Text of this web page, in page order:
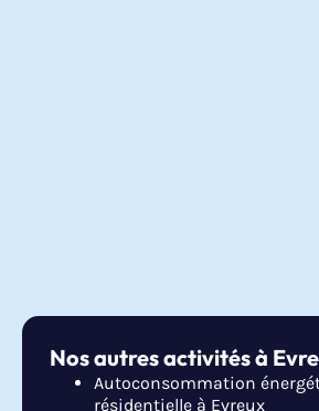
Nos autres activités à
Autoconsommation
résidentielle à Evreux